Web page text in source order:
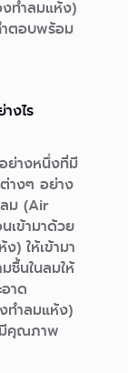
งทำลมแห้ง)
ำตอบพร้อม
งไร
ย่างหนึ่งที่มี
างๆ อย่าง
ลม (Air
เข้ามาด้วย
) ให้เข้ามา
ชื้นในลมให้
าด
ทำลมแห้ง)
มีคุณภาพ